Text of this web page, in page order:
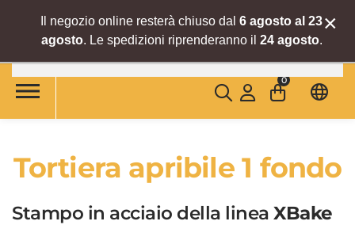
Skip to main content
0
Tortiera apribile 1 fondo
Stampo in acciaio della linea XBake
×
Il negozio online resterà chiuso dal 6 agosto al 23
agosto. Le spedizioni riprenderanno il 24 agosto.